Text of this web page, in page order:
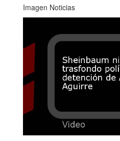
Imagen Noticias